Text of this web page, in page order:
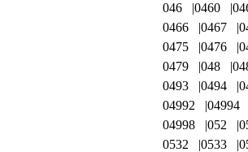
046
0460
0466
0467
0475
0476
0479
048
0493
0494
04992
04994
04998
052
0532
0533